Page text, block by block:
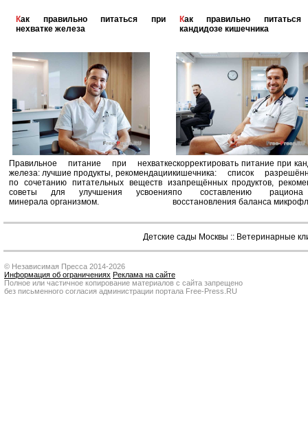
Как правильно питаться при
нехватке железа
Правильное питание при нехватке
железа: лучшие продукты, рекомендации
по сочетанию питательных веществ и
советы для улучшения усвоения
минерала организмом.
Как правильно питаться при
кандидозе кишечника
скорректировать питание при
кишечника: список
запрещённых продуктов,
по составлению
восстановления баланса
Детские сады Москвы :: Ветеринарные
© Независимая Пресса 2014-2026
Информация об ограничениях Реклама на сайте
Полное или частичное копирование материалов с сайта запрещено
без письменного согласия администрации портала Free-Press.RU